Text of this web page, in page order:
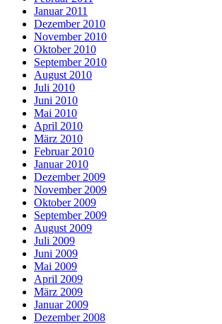
Januar 2011
Dezember 2010
November 2010
Oktober 2010
September 2010
August 2010
Juli 2010
Juni 2010
Mai 2010
April 2010
März 2010
Februar 2010
Januar 2010
Dezember 2009
November 2009
Oktober 2009
September 2009
August 2009
Juli 2009
Juni 2009
Mai 2009
April 2009
März 2009
Januar 2009
Dezember 2008